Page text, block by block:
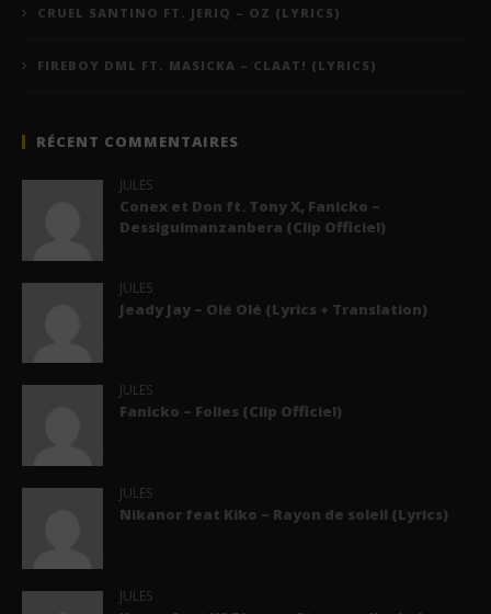
CRUEL SANTINO FT. JERIQ – OZ (LYRICS)
FIREBOY DML FT. MASICKA – CLAAT! (LYRICS)
RÉCENT COMMENTAIRES
JULES
Conex et Don ft. Tony X, Fanicko –
Dessiguimanzanbera (Clip Officiel)
JULES
Jeady Jay – Olé Olé (Lyrics + Translation)
JULES
Fanicko – Folies (Clip Officiel)
JULES
Nikanor feat Kiko – Rayon de soleil (Lyrics)
JULES